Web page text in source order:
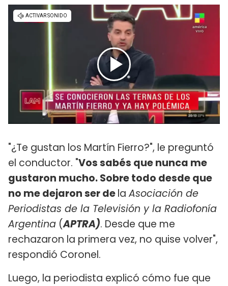
"¿Te gustan los Martín Fierro?", le preguntó
el conductor. "Vos sabés que nunca me
gustaron mucho. Sobre todo desde que
no me dejaron ser delaAsociación de
Periodistas de la Televisión y la Radiofonía
Argentina (APTRA). Desde que me
rechazaron la primera vez, no quise volver",
respondió Coronel.
Luego, la periodista explicó cómo fue que